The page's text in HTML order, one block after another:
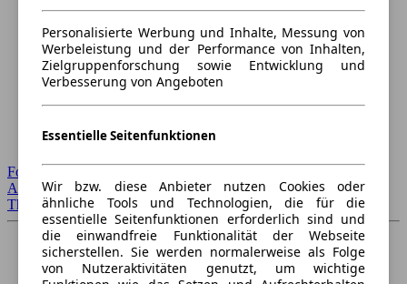
Forum Startseite
Alle Auto-Foren
Themen-Forum
Personalisierte Werbung und Inhalte, Messung von
Werbeleistung und der Performance von Inhalten,
Zielgruppenforschung sowie Entwicklung und
Verbesserung von Angeboten
Essentielle Seitenfunktionen
Wir bzw. diese Anbieter nutzen Cookies oder
ähnliche Tools und Technologien, die für die
essentielle Seitenfunktionen erforderlich sind und
die einwandfreie Funktionalität der Webseite
sicherstellen. Sie werden normalerweise als Folge
von Nutzeraktivitäten genutzt, um wichtige